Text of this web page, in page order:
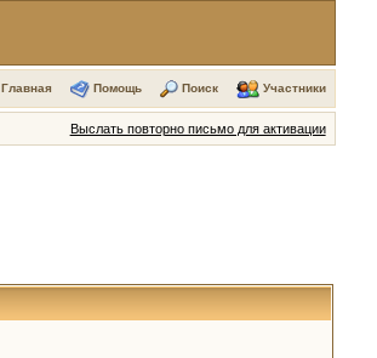
Главная Помощь Поиск Участники
Выслать повторно письмо для активации